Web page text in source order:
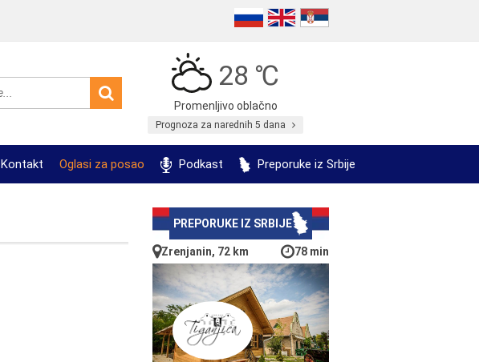
28 ℃
Promenljivo oblačno
Prognoza za narednih 5 dana
Kontakt Oglasi za posao Podkast Preporuke iz Srbije
PREPORUKE IZ SRBIJE
Zrenjanin, 72 km 78 min